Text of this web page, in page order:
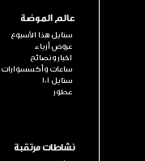
عالم الموضة
ستايل هذا الأسبوع
عروض أزياء
اخبار ونصائح
ساعات وأكسسوارات
ستايل 101
عطور
نشاطات مرتقبة